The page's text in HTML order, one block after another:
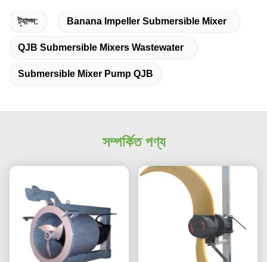
ট্যাগ্স: Banana Impeller Submersible Mixer
QJB Submersible Mixers Wastewater
Submersible Mixer Pump QJB
সম্পর্কিত পণ্য